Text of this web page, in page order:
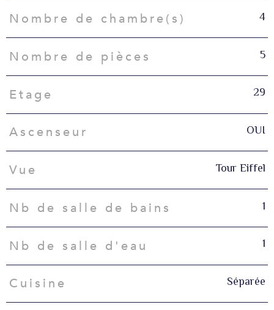
Nombre de chambre(s) 4
Nombre de pièces 5
Etage 29
Ascenseur OUI
Vue Tour Eiffel
Nb de salle de bains 1
Nb de salle d'eau 1
Cuisine Séparée